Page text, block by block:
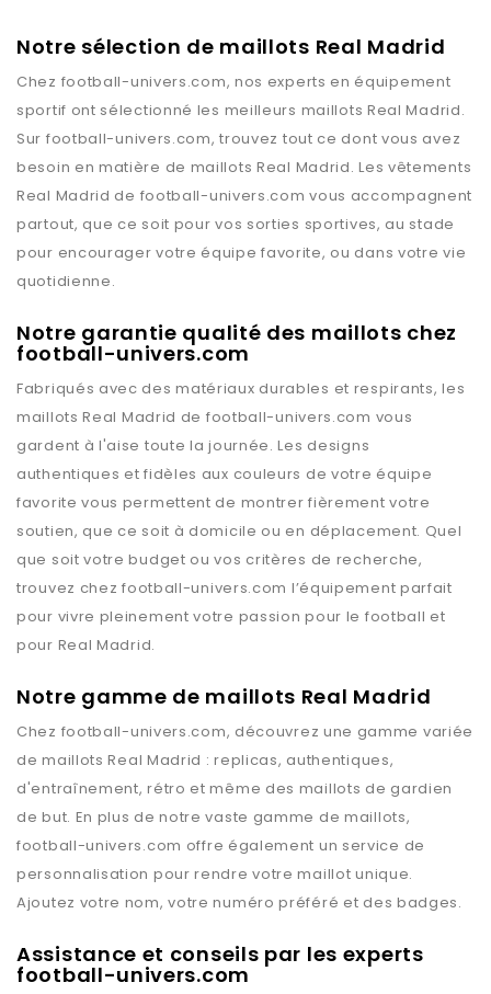
Notre sélection de maillots Real Madrid
Chez football-univers.com, nos experts en équipement
sportif ont sélectionné les meilleurs maillots Real Madrid.
Sur football-univers.com, trouvez tout ce dont vous avez
besoin en matière de maillots Real Madrid. Les vêtements
Real Madrid de football-univers.com vous accompagnent
partout, que ce soit pour vos sorties sportives, au stade
pour encourager votre équipe favorite, ou dans votre vie
quotidienne.
Notre garantie qualité des maillots chez
football-univers.com
Fabriqués avec des matériaux durables et respirants, les
maillotsReal Madrid de football-univers.com vous
gardent à l'aise toute la journée. Les designs
authentiques et fidèles aux couleurs de votre équipe
favorite vous permettent de montrer fièrement votre
soutien, que ce soit à domicile ou en déplacement. Quel
que soit votre budget ou vos critères de recherche,
trouvez chezfootball-univers.com l’équipement parfait
pour vivre pleinement votre passion pour le football et
pour Real Madrid.
Notre gamme de maillots Real Madrid
Chez football-univers.com, découvrez une gamme variée
de maillotsReal Madrid : replicas, authentiques,
d'entraînement, rétro et même des maillots de gardien
de but. En plus de notre vaste gamme de maillots,
football-univers.com offre également un service de
personnalisation pour rendre votre maillot unique.
Ajoutez votre nom, votre numéro préféré et des badges.
Assistance et conseils par les experts
football-univers.com